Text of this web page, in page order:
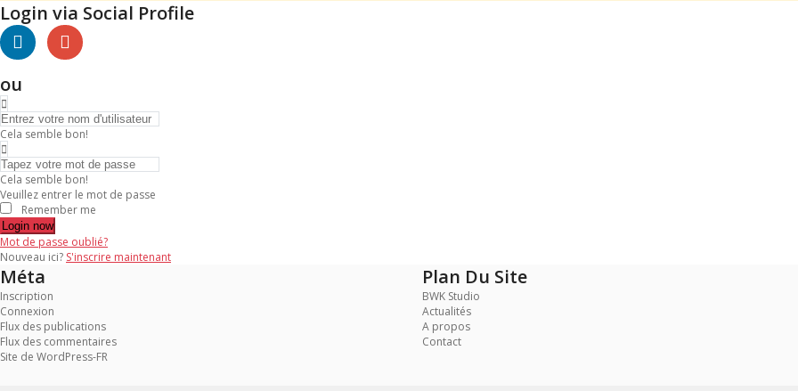
Login via Social Profile
ou
Cela semble bon!
Cela semble bon!
Veuillez entrer le mot de passe
Remember me
Login now
Mot de passe oublié?
Nouveau ici? S'inscrire maintenant
Méta
Inscription
Connexion
Flux des publications
Flux des commentaires
Site de WordPress-FR
Plan Du Site
BWK Studio
Actualités
A propos
Contact